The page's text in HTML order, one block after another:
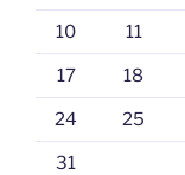
10 11
17 18
24 25
31